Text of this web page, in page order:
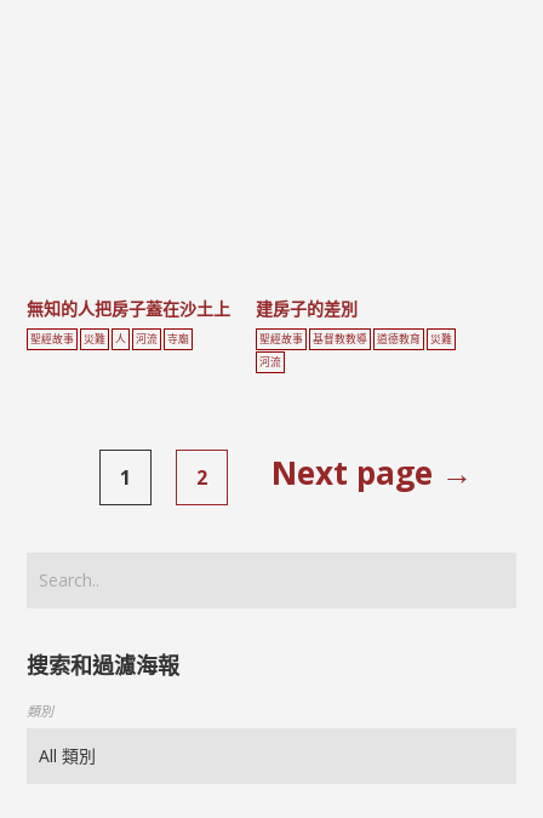
無知的人把房子蓋在沙土上
聖經故事 災難 人 河流 寺廟
建房子的差別
聖經故事 基督教教導 道德教育
災難
河流
1 2 Next page →
搜索和過濾海報
類別